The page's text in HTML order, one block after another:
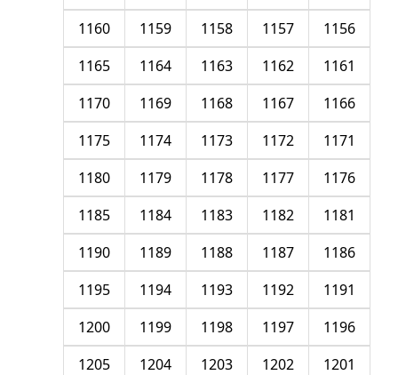
1156
1157
1158
1159
1160
1161
1162
1163
1164
1165
1166
1167
1168
1169
1170
1171
1172
1173
1174
1175
1176
1177
1178
1179
1180
1181
1182
1183
1184
1185
1186
1187
1188
1189
1190
1191
1192
1193
1194
1195
1196
1197
1198
1199
1200
1201
1202
1203
1204
1205